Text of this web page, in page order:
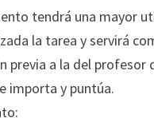
tendrá una mayor
la tarea y servirá
previa a la del profesor
importa y puntúa.